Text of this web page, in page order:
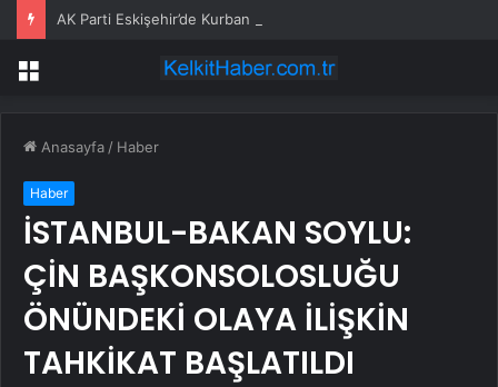
AK Parti Eskişehir’de Kurban Bayramı Kutlandı
Menü
Anasayfa / Haber
Haber
İSTANBUL-BAKAN SOYLU:
ÇİN BAŞKONSOLOSLUĞU
ÖNÜNDEKİ OLAYA İLİŞKİN
TAHKİKAT BAŞLATILDI